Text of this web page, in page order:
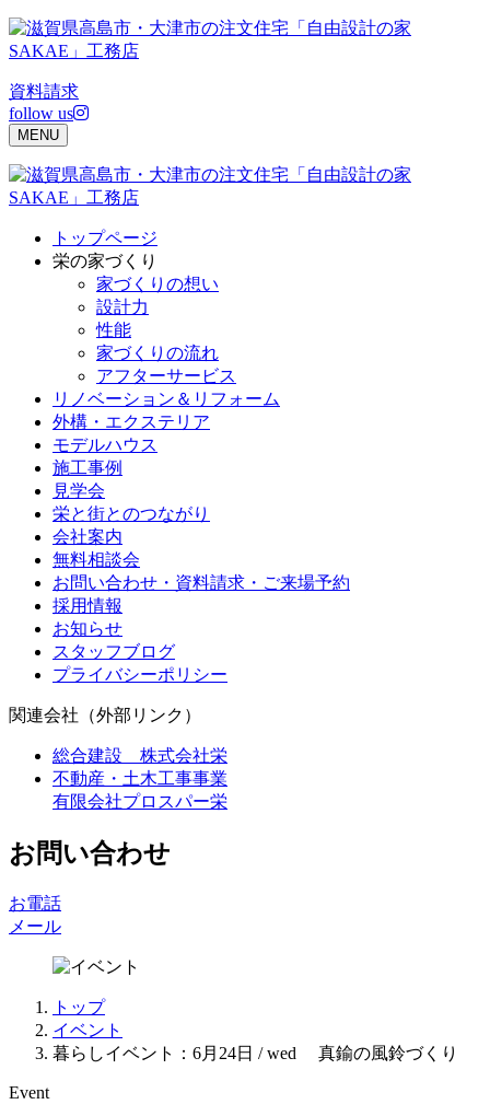
Skip
to
content
資料請求
follow us
MENU
トップページ
栄の家づくり
家づくりの想い
設計力
性能
家づくりの流れ
アフターサービス
リノベーション＆リフォーム
外構・エクステリア
モデルハウス
施工事例
見学会
栄と街とのつながり
会社案内
無料相談会
お問い合わせ・資料請求・ご来場予約
採用情報
お知らせ
スタッフブログ
プライバシーポリシー
関連会社（外部リンク）
総合建設 株式会社栄
不動産・土木工事事業
有限会社プロスパー栄
お問い合わせ
お電話
メール
トップ
イベント
暮らしイベント：6月24日 / wed 真鍮の風鈴づくり
Event